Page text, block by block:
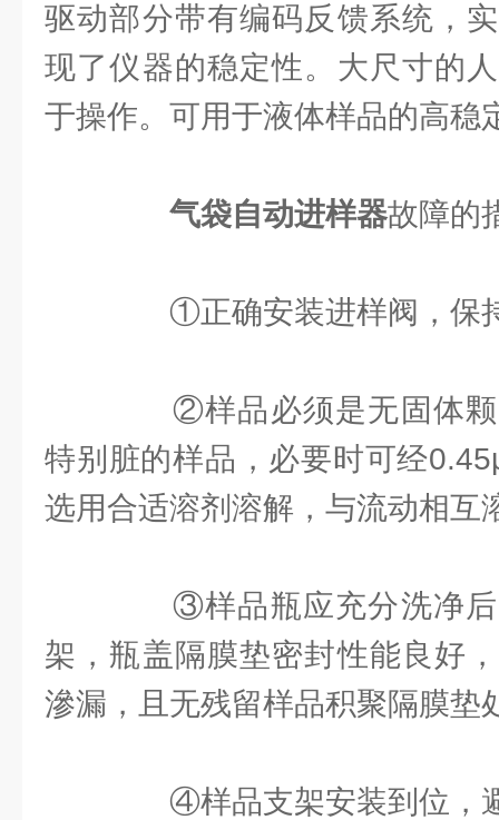
驱动部分带有编码反馈系统，
现了仪器的稳定性。大尺寸的
于操作。可用于液体样品的高稳
气袋自动进样器故障的
①正确安装进样阀，保
②样品必须是无固体颗
特别脏的样品，必要时可经
选用合适溶剂溶解，与流动相互
③样品瓶应充分洗净后
架，瓶盖隔膜垫密封性能良好
滲漏，且无残留样品积聚隔膜垫
④样品支架安装到位，